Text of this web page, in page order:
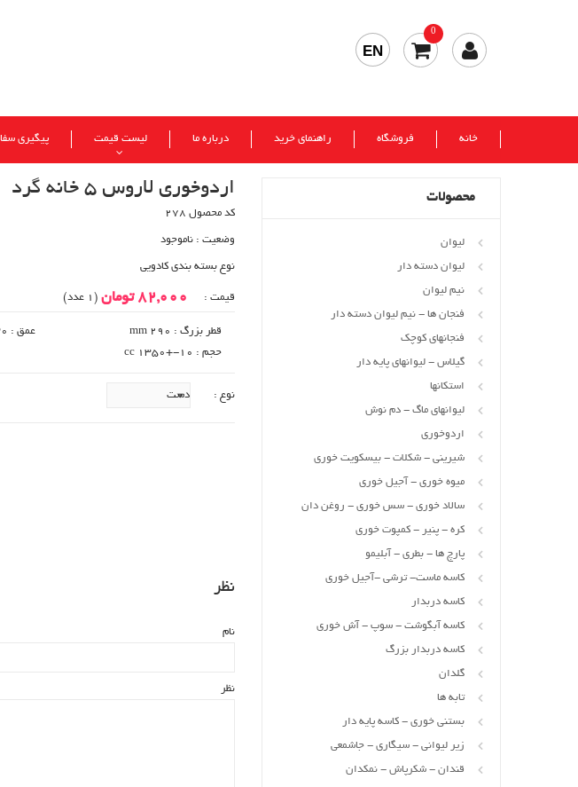
0
EN
خانه فروشگاه راهنمای خرید درباره ما لیست قیمت پیگیری
اردوخوری لاروس 5 خانه گرد
کد محصول 278
وضعیت : ناموجود
نوع بسته بندی کادویی
قیمت : 82,000 تومان (1 عدد)
قطر بزرگ : 290 mm
عمق : 30 mm
حجم : 10-+1350 cc
نوع :
نظر
نام
نظر
محصولات
لیوان
لیوان دسته دار
نیم لیوان
فنجان ها - نیم لیوان دسته دار
فنجانهای کوچک
گیلاس - لیوانهای پایه دار
استکانها
لیوانهای ماگ - دم نوش
اردوخوری
شیرینی - شکلات - بیسکویت خوری
میوه خوری - آجیل خوری
سالاد خوری - سس خوری - روغن دان
کره - پنیر - کمپوت خوری
پارچ ها - بطری - آبلیمو
کاسه ماست- ترشی -آجیل خوری
کاسه دربدار
کاسه آبگوشت - سوپ - آش خوری
کاسه دربدار بزرگ
گلدان
تابه ها
بستنی خوری - کاسه پایه دار
زیر لیوانی - سیگاری - جاشمعی
قندان - شکرپاش - نمکدان